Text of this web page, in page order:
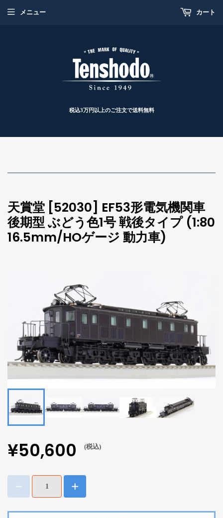
税込3万円以上のご注文で送料無料
メニュー カート
天賞堂 [52030] EF53形電気機関車
後期型 ぶどう色1号 戦後タイプ (1:80
16.5mm/HOゲージ 動力車)
¥50,600 (税込)